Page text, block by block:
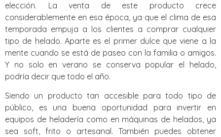
elección. La venta de este producto crece
considerablemente en esa época, ya que el clima de esa
temporada empuja a los clientes a comprar cualquier
tipo de helado. Aparte es el primer dulce que viene a la
mente cuando se está de paseo con la familia o amigos.
Y no solo en verano se conserva popular el helado,
podría decir que todo el año.
Siendo un producto tan accesible para todo tipo de
público, es una buena oportunidad para invertir en
equipos de heladería como en máquinas de helados, ya
sea soft, frito o artesanal. También puedes obtener